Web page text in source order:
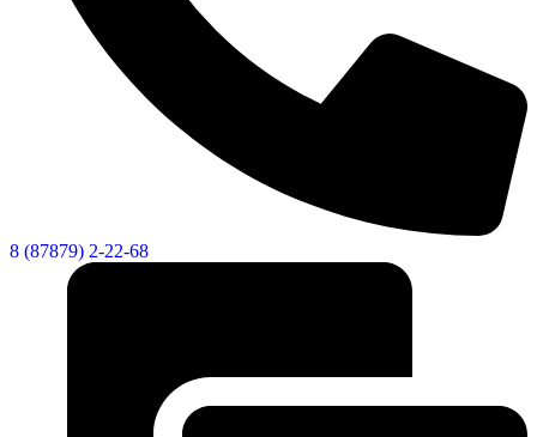
8 (87879) 2-22-68